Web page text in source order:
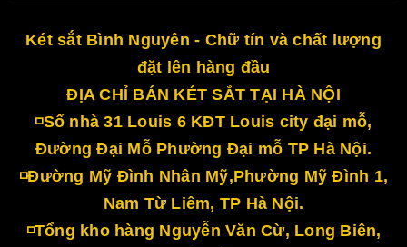
Két sắt Bình Nguyên - Chữ tín và chất lượng
đặt lên hàng đầu
ĐỊA CHỈ BÁN KÉT SẮT TẠI HÀ NỘI
◽Số nhà 31 Louis 6 KĐT Louis city đại mỗ,
Đường Đại Mỗ Phường Đại mỗ TP Hà Nội.
◽Đường Mỹ Đình Nhân Mỹ,Phường Mỹ Đình 1,
Nam Từ Liêm, TP Hà Nội.
◽Tổng kho hàng Nguyễn Văn Cừ, Long Biên,